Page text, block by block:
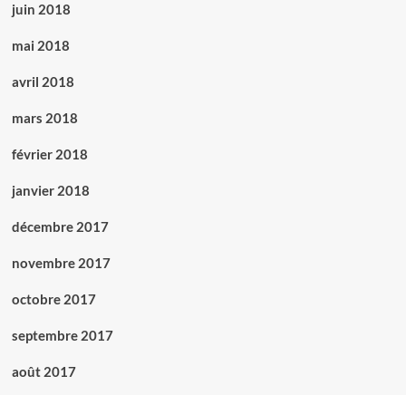
juin 2018
mai 2018
avril 2018
mars 2018
février 2018
janvier 2018
décembre 2017
novembre 2017
octobre 2017
septembre 2017
août 2017